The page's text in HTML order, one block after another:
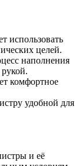
использовать
целей.
наполнения
комфортное
удобной для
и её